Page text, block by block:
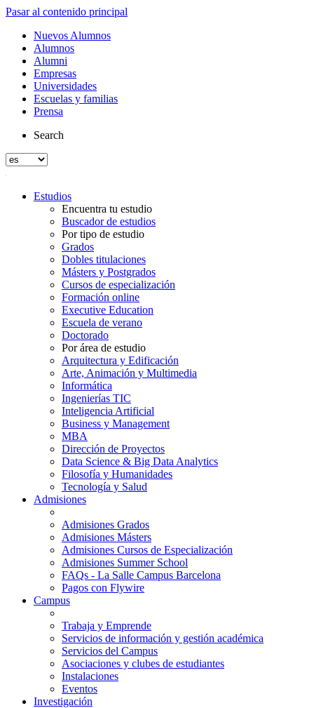
Pasar al contenido principal
Nuevos Alumnos
Alumnos
Alumni
Empresas
Universidades
Escuelas y familias
Prensa
Search
Estudios
Encuentra tu estudio
Buscador de estudios
Por tipo de estudio
Grados
Dobles titulaciones
Másters y Postgrados
Cursos de especialización
Formación online
Executive Education
Escuela de verano
Doctorado
Por área de estudio
Arquitectura y Edificación
Arte, Animación y Multimedia
Informática
Ingenierías TIC
Inteligencia Artificial
Business y Management
MBA
Dirección de Proyectos
Data Science & Big Data Analytics
Filosofía y Humanidades
Tecnología y Salud
Admisiones
Admisiones Grados
Admisiones Másters
Admisiones Cursos de Especialización
Admisiones Summer School
FAQs - La Salle Campus Barcelona
Pagos con Flywire
Campus
Trabaja y Emprende
Servicios de información y gestión académica
Servicios del Campus
Asociaciones y clubes de estudiantes
Instalaciones
Eventos
Investigación